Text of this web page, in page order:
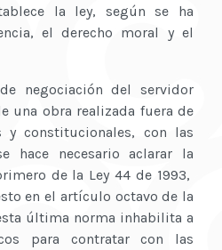
la ley, según se ha
el derecho moral y el
negociación del servidor
una obra realizada fuera de
y constitucionales, con las
hace necesario aclarar la
de la Ley 44 de 1993,
en el artículo octavo de la
última norma inhabilita a
para contratar con las